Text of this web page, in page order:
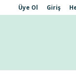
Üye Ol Giriş